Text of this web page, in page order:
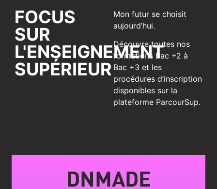
FOCUS
SUR
L'ENSEIGNEMENT
SUPÉRIEUR
Mon futur se choisit
aujourd’hui.
Découvre toutes nos
formations Bac +2 à
Bac +3 et les
procédures d’inscription
disponibles sur la
plateforme ParcourSup.
DNMADE